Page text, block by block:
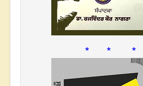
* * *